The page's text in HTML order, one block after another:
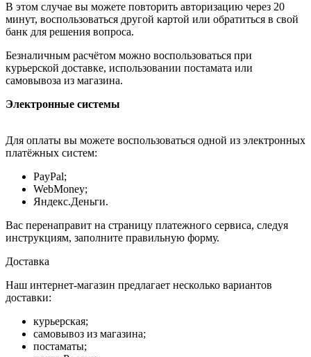
В этом случае вы можете повторить авторизацию через 20
минут, воспользоваться другой картой или обратиться в свой
банк для решения вопроса.
Безналичным расчётом можно воспользоваться при
курьерской доставке, использовании постамата или
самовывоза из магазина.
Электронные системы
Для оплаты вы можете воспользоваться одной из электронных
платёжных систем:
PayPal;
WebMoney;
Яндекс.Деньги.
Вас перенаправит на страницу платежного сервиса, следуя
инструкциям, заполните правильную форму.
Доставка
Наш интернет-магазин предлагает несколько вариантов
доставки:
курьерская;
самовывоз из магазина;
постаматы;